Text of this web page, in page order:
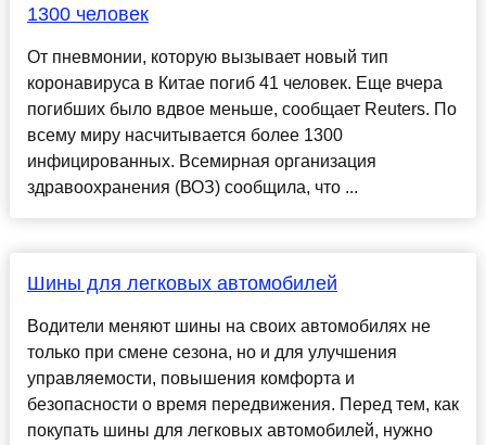
1300 человек
От пневмонии, которую вызывает новый тип
коронавируса в Китае погиб 41 человек. Еще вчера
погибших было вдвое меньше, сообщает Reuters. По
всему миру насчитывается более 1300
инфицированных. Всемирная организация
здравоохранения (ВОЗ) сообщила, что ...
Шины для легковых автомобилей
Водители меняют шины на своих автомобилях не
только при смене сезона, но и для улучшения
управляемости, повышения комфорта и
безопасности о время передвижения. Перед тем, как
покупать шины для легковых автомобилей, нужно